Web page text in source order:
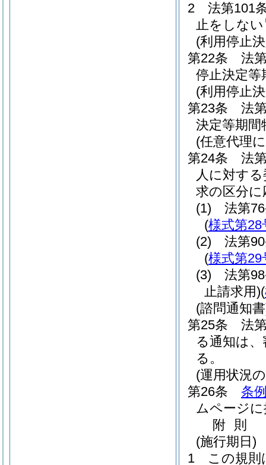
2
法第101
止をしな
(利用停止
第22条
法
停止決定等
(利用停止
第23条
法
決定等期間
(任意代理
第24条
法
人に対す
求の区分に
(1)
法第
(様式第28
(2)
法第
(様式第29
(3)
法第
止請求用)(
(諮問通知
第25条
法
る通知は
る。
(運用状況
第26条
条
ムページ
附 則
(施行期日)
1
この規則